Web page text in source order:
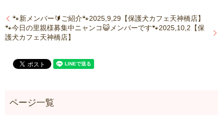
🐾新メンバー🔰ご紹介🐾2025,9,29【保護犬カフェ天神橋店】
🐾今日の里親様募集中ニャンコ😺メンバーです🐾2025,10,2【保
護犬カフェ天神橋店】